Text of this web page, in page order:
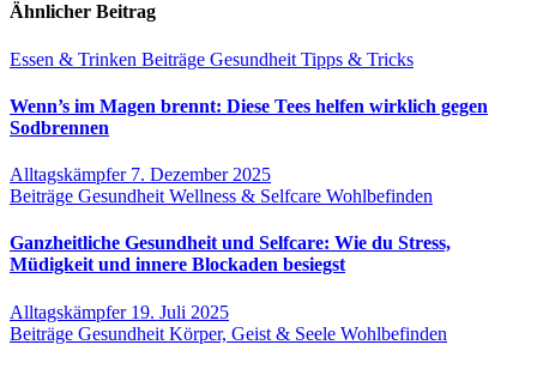
Ähnlicher Beitrag
Essen & Trinken Beiträge Gesundheit Tipps & Tricks
Wenn’s im Magen brennt: Diese Tees helfen wirklich gegen
Sodbrennen
Alltagskämpfer 7. Dezember 2025
Beiträge Gesundheit Wellness & Selfcare Wohlbefinden
Ganzheitliche Gesundheit und Selfcare: Wie du Stress,
Müdigkeit und innere Blockaden besiegst
Alltagskämpfer 19. Juli 2025
Beiträge Gesundheit Körper, Geist & Seele Wohlbefinden